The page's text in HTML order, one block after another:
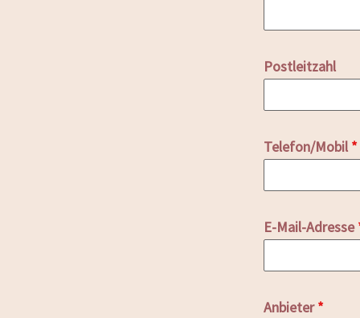
Postleitzahl
Telefon/Mobil *
E-Mail-Adresse
Anbieter*